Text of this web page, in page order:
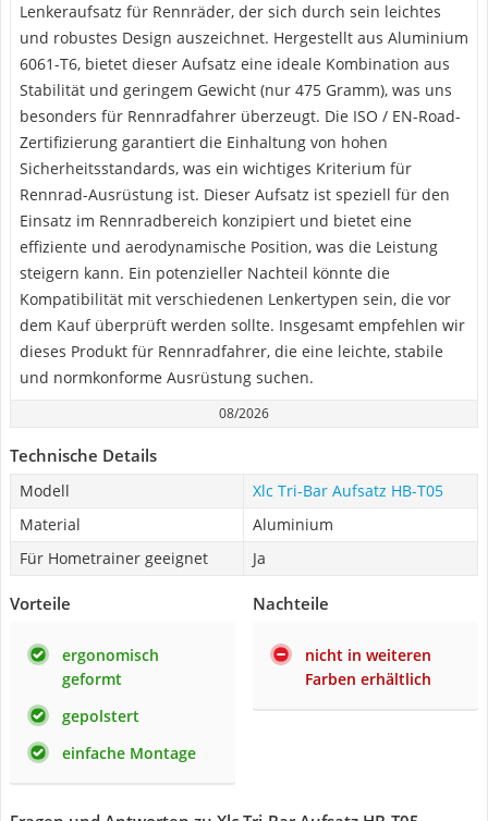
Lenkeraufsatz für Rennräder, der sich durch sein leichtes
und robustes Design auszeichnet. Hergestellt aus Aluminium
6061-T6, bietet dieser Aufsatz eine ideale Kombination aus
Stabilität und geringem Gewicht (nur 475 Gramm), was uns
besonders für Rennradfahrer überzeugt. Die ISO / EN-Road-
Zertifizierung garantiert die Einhaltung von hohen
Sicherheitsstandards, was ein wichtiges Kriterium für
Rennrad-Ausrüstung ist. Dieser Aufsatz ist speziell für den
Einsatz im Rennradbereich konzipiert und bietet eine
effiziente und aerodynamische Position, was die Leistung
steigern kann. Ein potenzieller Nachteil könnte die
Kompatibilität mit verschiedenen Lenkertypen sein, die vor
dem Kauf überprüft werden sollte. Insgesamt empfehlen wir
dieses Produkt für Rennradfahrer, die eine leichte, stabile
und normkonforme Ausrüstung suchen.
08/2026
Technische Details
Modell
Xlc Tri-Bar Aufsatz HB-T05
Material
Aluminium
Für Hometrainer geeignet
Ja
Vorteile
ergonomisch
geformt
gepolstert
einfache Montage
Nachteile
nicht in weiteren
Farben erhältlich